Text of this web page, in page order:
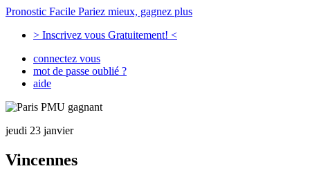
Pronostic Facile Pariez mieux, gagnez plus
> Inscrivez vous Gratuitement! <
connectez vous
mot de passe oublié ?
aide
jeudi 23 janvier
Vincennes